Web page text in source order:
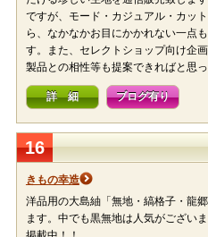
ですが、モード・カジュアル・カッ
ら、なかなかお目にかかれない一点
す。また、セレクトショップ向け企
製品との相性等も提案できればと思っ
詳 細 ブログ有り
16
きもの幸造
洋品用の大島紬「無地・縞格子・龍
ます。中でも黒無地は人気がござい